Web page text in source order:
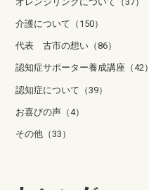
介護について（150）
代表 古市の想い（86）
認知症サポーター養成講座（42）
認知症について（39）
お喜びの声（4）
その他（33）